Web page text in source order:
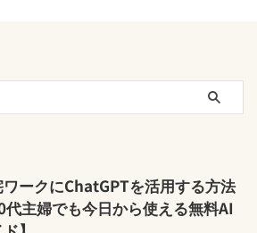
ークにChatGPTを活用する方法
代主婦でも今日から使える無料AI